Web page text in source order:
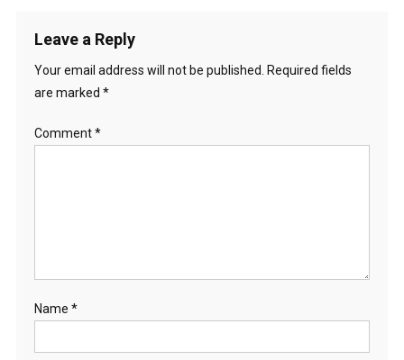
Leave a Reply
Your email address will not be published. Required fields
are marked *
Comment*
Name *